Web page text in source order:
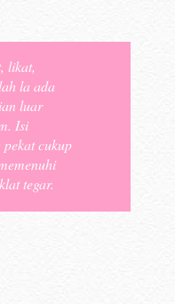
likat,
la ada
luar
Isi
cukup
tegar.